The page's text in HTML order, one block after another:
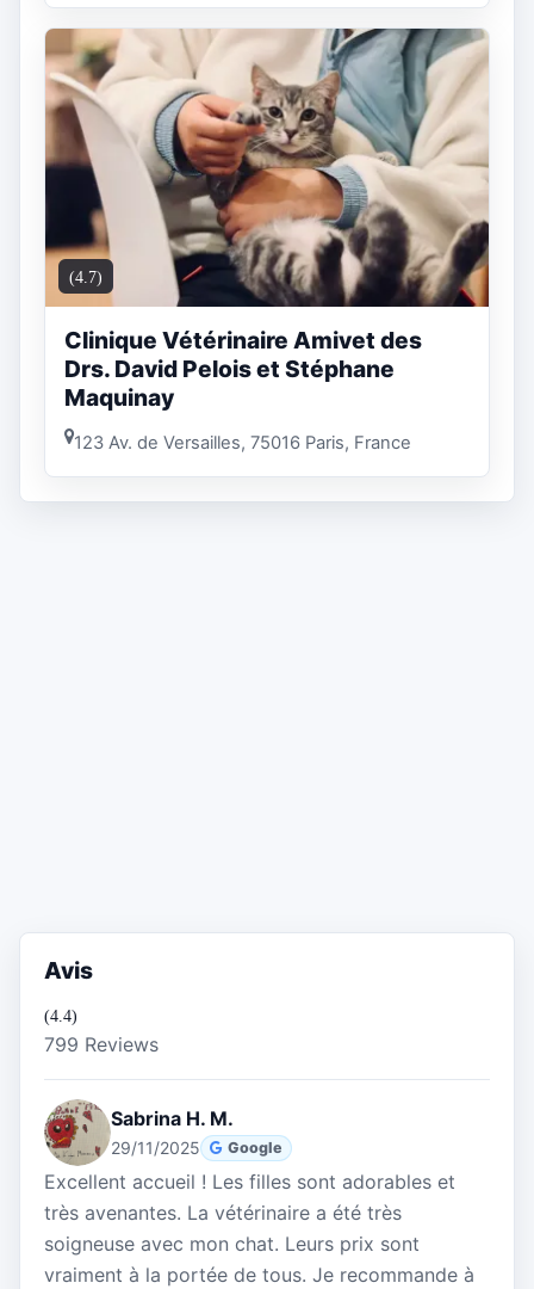
(4.7)
Clinique Vétérinaire Amivet des
Drs. David Pelois et Stéphane
Maquinay
123 Av. de Versailles, 75016 Paris, France
Avis
(4.4)
799 Reviews
Sabrina H. M.
29/11/2025 Google
Excellent accueil ! Les filles sont adorables et
très avenantes. La vétérinaire a été très
soigneuse avec mon chat. Leurs prix sont
vraiment à la portée de tous. Je recommande à